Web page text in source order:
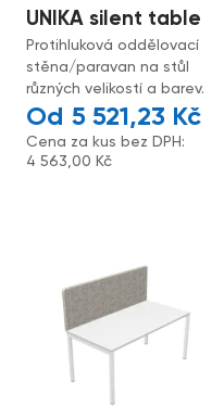
UNIKA silent table
Protihluková oddělovací
stěna/paravan na stůl
různých velikostí a barev.
5 521,23 Kč
Cena za kus bez DPH:
4 563,00 Kč